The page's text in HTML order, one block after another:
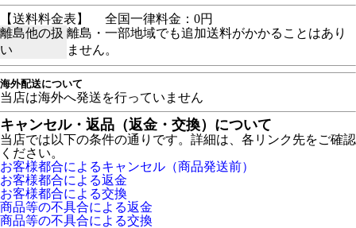
【送料料金表】
全国一律料金：0円
離島他の扱
い
離島・一部地域でも追加送料がかかることはあり
ません。
海外配送について
当店は海外へ発送を行っていません
キャンセル・返品（返金・交換）について
当店では以下の条件の通りです。詳細は、各リンク先をご確認
ください。
お客様都合によるキャンセル（商品発送前）
お客様都合による返金
お客様都合による交換
商品等の不具合による返金
商品等の不具合による交換